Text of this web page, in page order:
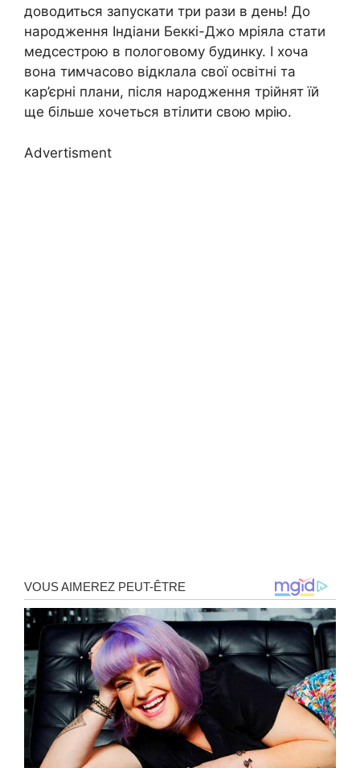
доводиться запускати три рази в день! До
народження Індіани Беккі-Джо мріяла стати
медсестрою в пологовому будинку. І хоча
вона тимчасово відклала свої освітні та
кар’єрні плани, після народження трійнят їй
ще більше хочеться втілити свою мрію.
Advertisment